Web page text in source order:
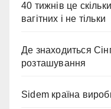
40 тижнів це
вагітних і не тільки
Де знаходиться
розташування
Sidem країна